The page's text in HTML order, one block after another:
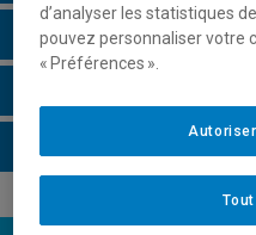
Horaire - Été 2026
d’analyser les statistiques
pouvez personnaliser votre
« Préférences ».